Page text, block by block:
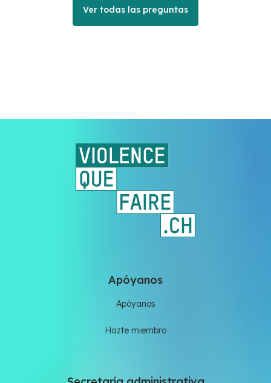
Ver todas las preguntas
Apóyanos
Apóyanos
Hazte miembro